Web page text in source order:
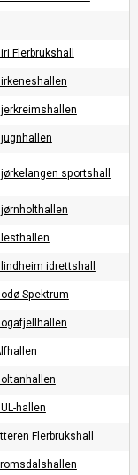
Flerbrukshall
sportshall
idrettshall
Spektrum
hallen
Flerbrukshall